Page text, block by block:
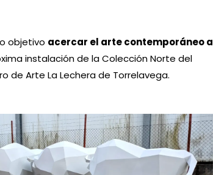
objetivo acercar el arte contemporáneo a
instalación de la Colección Norte del
de Arte La Lechera de Torrelavega.